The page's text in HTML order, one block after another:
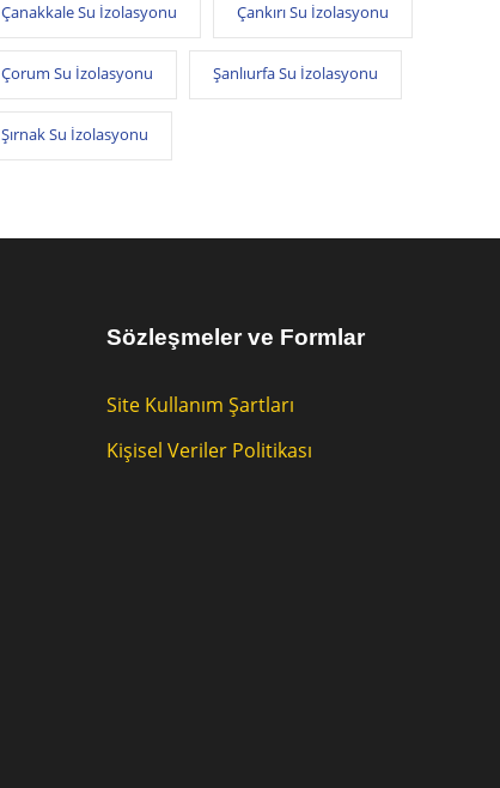
Çanakkale Su İzolasyonu Çankırı Su İzolasyonu
Çorum Su İzolasyonu Şanlıurfa Su İzolasyonu
Şırnak Su İzolasyonu
Sözleşmeler ve Formlar
Site Kullanım Şartları
Kişisel Veriler Politikası